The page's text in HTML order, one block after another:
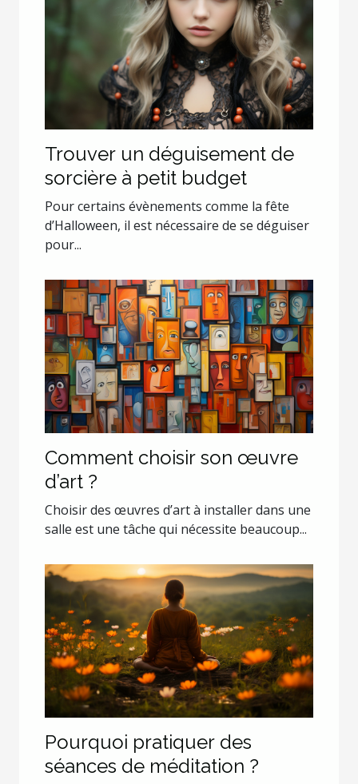
Trouver un déguisement de
sorcière à petit budget
Pour certains évènements comme la fête
d’Halloween, il est nécessaire de se déguiser
pour...
Comment choisir son œuvre
d’art ?
Choisir des œuvres d’art à installer dans une
salle est une tâche qui nécessite beaucoup...
Pourquoi pratiquer des
séances de méditation ?